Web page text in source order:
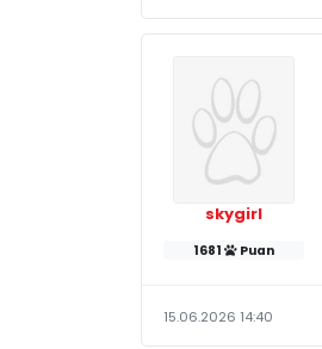
skygirl
1681 Puan
15.06.2026 14:40